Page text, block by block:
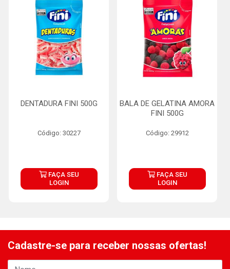
DENTADURA FINI 500G
Código: 30227
FAÇA SEU
LOGIN
BALA DE GELATINA AMORA
FINI 500G
Código: 29912
FAÇA SEU
LOGIN
Cadastre-se para receber nossas ofertas!